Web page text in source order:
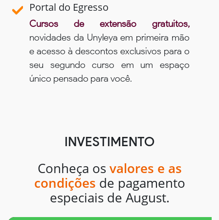
Portal do Egresso
Cursos de extensão gratuitos,
novidades da Unyleya em primeira mão
e acesso à descontos exclusivos para o
seu segundo curso em um espaço
único pensado para você.
INVESTIMENTO
Conheça os valores e as
condições de pagamento
especiais de August.